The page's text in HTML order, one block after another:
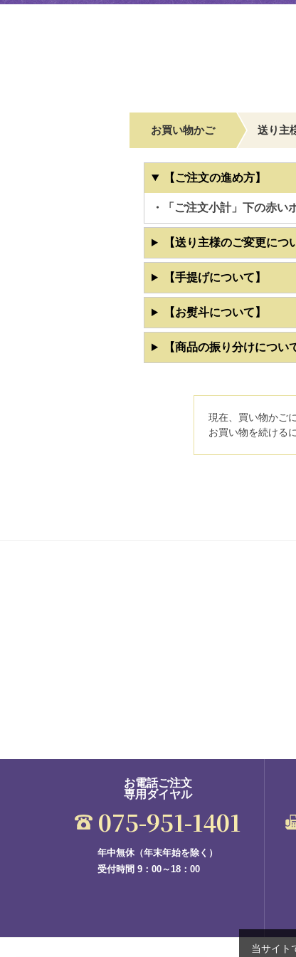
お買い物かご 送り主
【ご注文の進め方】
・「ご注文小計」下の赤い
【送り主様のご変更につ
【手提げについて】
【お熨斗について】
【商品の振り分けについ
現在、買い物かご
お買い物を続ける
お電話ご注文
専用ダイヤル
075-951-1401
年中無休（年末年始を除く）
受付時間 9：00～18：00
当サイト